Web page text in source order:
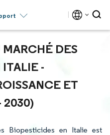
DES
-
ET
2030)
Biopesticides en Italie est